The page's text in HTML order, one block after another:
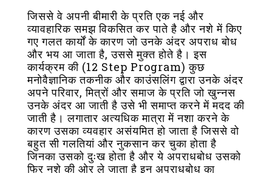
जिससे वे अपनी बीमारी के प्रति एक नई और
व्यावहारिक समझ विकसित कर पाते है और नशे में किए
गए गलत कार्यों के कारण जो उनके अंदर अपराध बोध
और भय आ जाता है, उससे मुक्त होते है। इस
कार्यक्रम की (12 Step Program) कुछ
मनोवैज्ञानिक तकनीक और काउंसलिंग द्वारा उनके अंदर
अपने परिवार, मित्रों और समाज के प्रति जो खुन्नस
उनके अंदर आ जाती है उसे भी समाप्त करने में मदद की
जाती है। लगातार अत्यधिक मात्रा में नशा करने के
कारण उसका व्यवहार असंयमित हो जाता है जिससे वो
बहुत सी गलतियां और नुकसान कर चुका होता है
जिनका उसको दुःख होता है और ये अपराधबोध उसको
फिर नशे की ओर ले जाता है इन अपराधबोध का